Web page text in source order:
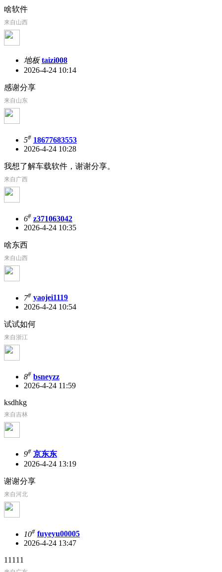
啥软件
来自山西
地板 taizi008
2026-4-24 10:14
感谢分享
来自山东
5# 18677683553
2026-4-24 10:28
我想了解车载软件，谢谢分享。
来自广西
6# z371063042
2026-4-24 10:35
啥东西
来自山西
7# yaojei1119
2026-4-24 10:54
试试如何
来自浙江
8# bsneyzz
2026-4-24 11:59
ksdhkg
来自吉林
9# 京东东
2026-4-24 13:19
谢谢分享
来自河北
10# fuyeyu00005
2026-4-24 13:47
11111